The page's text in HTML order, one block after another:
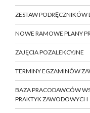
ZESTAW
NOWE RAMOWE PLANY
ZAJĘCIA POZALEKCYJNE
TERMINY EGZAMINÓW
BAZA PRACODAWCÓW
PRAKTYK ZAWODOWYCH